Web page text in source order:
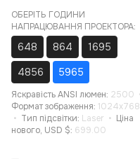
ОБЕРІТЬ ГОДИНИ
НАПРАЦЮВАННЯ ПРОЕКТОРА:
648 864
1695
4856
5965
Яскравість ANSI люмен 2500
Формат зображення 1024x768
Тип підсвітки Laser
Ціна
нового, USD $ 699.00